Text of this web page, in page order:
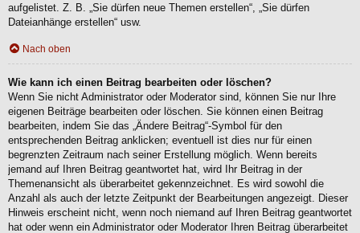
aufgelistet. Z. B. „Sie dürfen neue Themen erstellen“, „Sie dürfen
Dateianhänge erstellen“ usw.
Nach oben
Wie kann ich einen Beitrag bearbeiten oder löschen?
Wenn Sie nicht Administrator oder Moderator sind, können Sie nur Ihre
eigenen Beiträge bearbeiten oder löschen. Sie können einen Beitrag
bearbeiten, indem Sie das „Ändere Beitrag“-Symbol für den
entsprechenden Beitrag anklicken; eventuell ist dies nur für einen
begrenzten Zeitraum nach seiner Erstellung möglich. Wenn bereits
jemand auf Ihren Beitrag geantwortet hat, wird Ihr Beitrag in der
Themenansicht als überarbeitet gekennzeichnet. Es wird sowohl die
Anzahl als auch der letzte Zeitpunkt der Bearbeitungen angezeigt. Dieser
Hinweis erscheint nicht, wenn noch niemand auf Ihren Beitrag geantwortet
hat oder wenn ein Administrator oder Moderator Ihren Beitrag überarbeitet